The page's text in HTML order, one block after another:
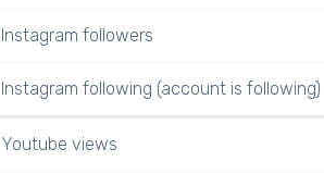
Instagram followers
Instagram following (account is following)
Youtube views